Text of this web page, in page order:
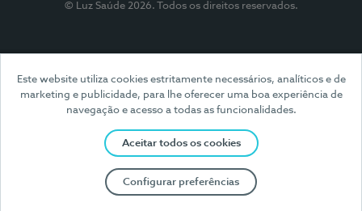
Este website utiliza cookies estritamente necessários, analíticos e de
marketing e publicidade, para lhe oferecer uma boa experiência de
navegação e acesso a todas as funcionalidades.
Aceitar todos os cookies
Configurar preferências
© Luz Saúde 2026. Todos os direitos reservados.